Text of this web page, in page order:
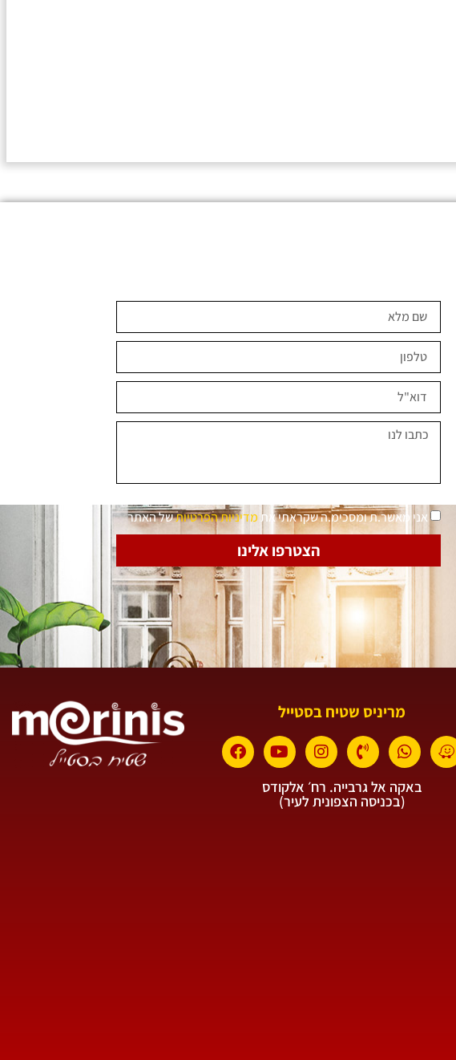
אני מאשר.ת ומסכימ.ה שקראתי את מדיניות הפרטיותשל האתר
הצטרפו אלינו
מריניס שטיח בסטייל
באקה אל גרבייה. רח׳ אלקודס
(בכניסה הצפונית לעיר)